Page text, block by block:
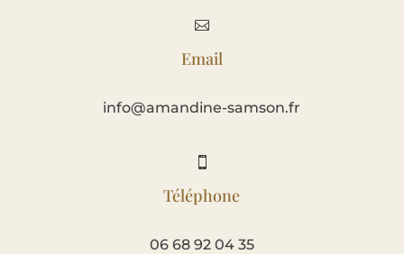

Email
info@amandine-samson.fr

Téléphone
06 68 92 04 35